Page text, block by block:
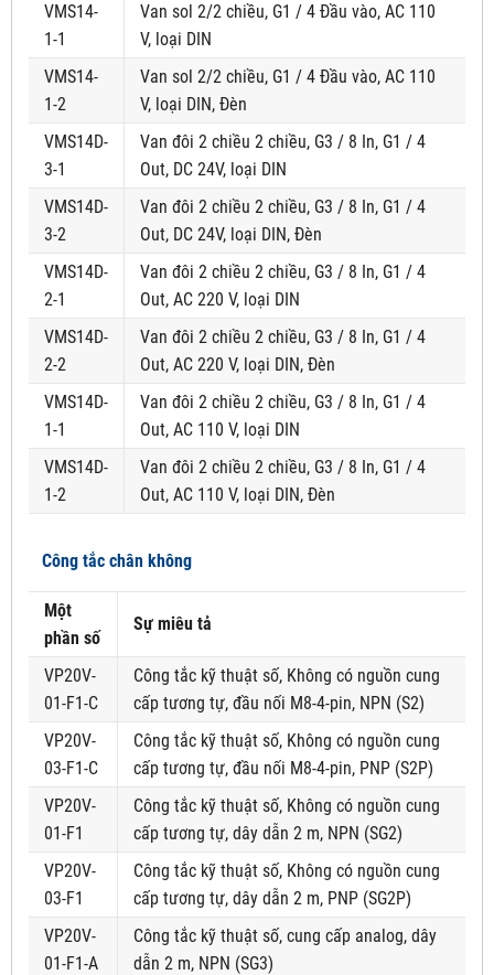
VMS14-
1-1
Van sol 2/2 chiều, G1 / 4 Đầu vào, AC 110
V, loại DIN
VMS14-
1-2
Van sol 2/2 chiều, G1 / 4 Đầu vào, AC 110
V, loại DIN, Đèn
VMS14D-
3-1
Van đôi 2 chiều 2 chiều, G3 / 8 In, G1 / 4
Out, DC 24V, loại DIN
VMS14D-
3-2
Van đôi 2 chiều 2 chiều, G3 / 8 In, G1 / 4
Out, DC 24V, loại DIN, Đèn
VMS14D-
2-1
Van đôi 2 chiều 2 chiều, G3 / 8 In, G1 / 4
Out, AC 220 V, loại DIN
VMS14D-
2-2
Van đôi 2 chiều 2 chiều, G3 / 8 In, G1 / 4
Out, AC 220 V, loại DIN, Đèn
VMS14D-
1-1
Van đôi 2 chiều 2 chiều, G3 / 8 In, G1 / 4
Out, AC 110 V, loại DIN
VMS14D-
1-2
Van đôi 2 chiều 2 chiều, G3 / 8 In, G1 / 4
Out, AC 110 V, loại DIN, Đèn
Công tắc chân không
Một
phần số
Sự miêu tả
VP20V-
01-F1-C
Công tắc kỹ thuật số, Không có nguồn cung
cấp tương tự, đầu nối M8-4-pin, NPN (S2)
VP20V-
03-F1-C
Công tắc kỹ thuật số, Không có nguồn cung
cấp tương tự, đầu nối M8-4-pin, PNP (S2P)
VP20V-
01-F1
Công tắc kỹ thuật số, Không có nguồn cung
cấp tương tự, dây dẫn 2 m, NPN (SG2)
VP20V-
03-F1
Công tắc kỹ thuật số, Không có nguồn cung
cấp tương tự, dây dẫn 2 m, PNP (SG2P)
VP20V-
01-F1-A
Công tắc kỹ thuật số, cung cấp analog, dây
dẫn 2 m, NPN (SG3)